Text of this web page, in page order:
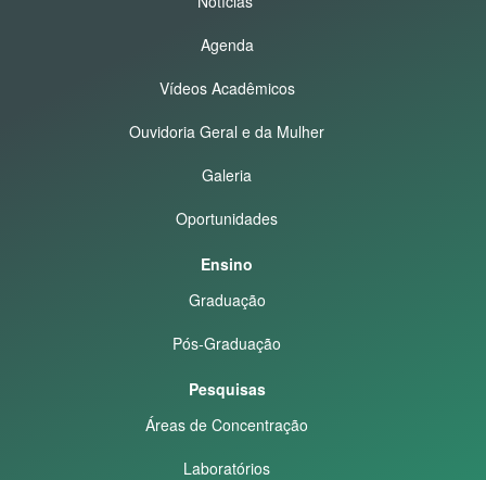
Agenda
Vídeos Acadêmicos
Ouvidoria Geral e da Mulher
Galeria
Oportunidades
Ensino
Graduação
Pós-Graduação
Pesquisas
Áreas de Concentração
Laboratórios